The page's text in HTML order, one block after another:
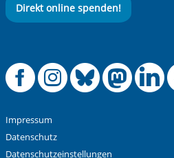
Direkt online spenden!
Offizielle
Impressum
Datenschutz
Datenschutzeinstellungen